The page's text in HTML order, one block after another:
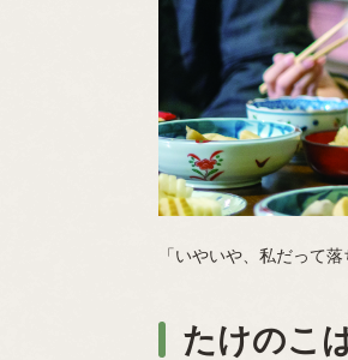
「いやいや、私だって
たけのこ